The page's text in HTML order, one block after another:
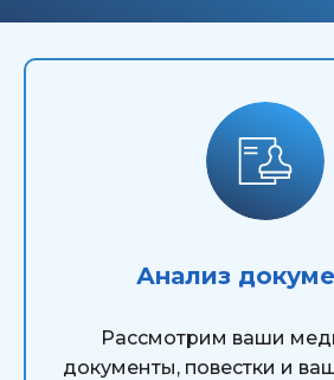
Анализ
Рассмотрим ваши
документы, повестки и